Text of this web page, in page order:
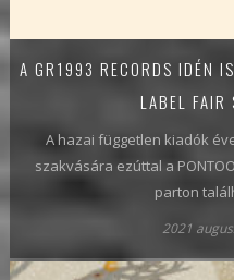
A GR1993 RECORDS IDÉN
LABEL FAIR
A hazai független kiadók
szakvására ezúttal a
parton
2021